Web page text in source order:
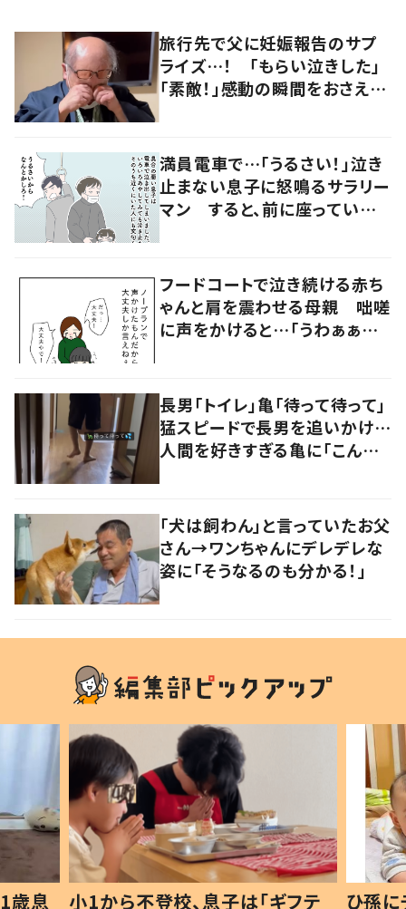
旅行先で父に妊娠報告のサプ
ライズ…！ 「もらい泣きした」
「素敵！」感動の瞬間をおさえた
満員電車で…「うるさい！」泣き
止まない息子に怒鳴るサラリー
マン すると、前に座っていた
フードコートで泣き続ける赤ち
ゃんと肩を震わせる母親 咄嗟
に声をかけると…「うわぁぁぁ」
長男「トイレ」亀「待って待って」
猛スピードで長男を追いかけ…
人間を好きすぎる亀に「こんな
「犬は飼わん」と言っていたお父
さん→ワンちゃんにデレデレな
姿に「そうなるのも分かる！」
歳息 小1から不登校、息子は「ギフテ ひ孫